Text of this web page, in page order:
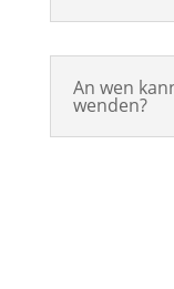
An wen
wenden?